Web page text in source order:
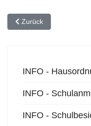
Vorheriger Beitrag:
Zurück
INFO -
INFO -
INFO -